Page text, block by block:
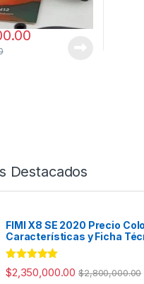
Destacados
FIMI X8 SE 2020 Precio
Características y Ficha
Valorado con
5.00de 5
$2,350,000.00 $2,800,000.00